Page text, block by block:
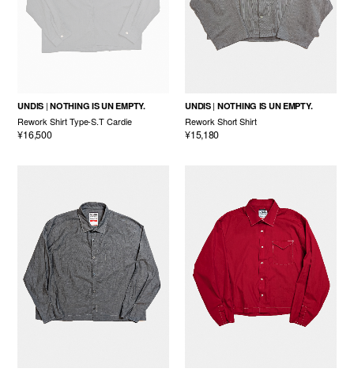
UNDIS NOTHING IS UN EMPTY.
Rework Shirt Type-S.T Cardie
¥16,500
UNDIS NOTHING IS UN EMPTY.
Rework Short Shirt
¥15,180